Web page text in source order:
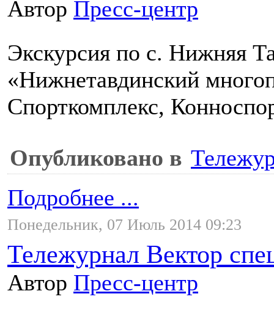
Автор Пресс-центр
Экскурсия по с. Нижняя
«Нижнетавдинский
Спорткомплекс,
Опубликовано в
Подробнее ...
Понедельник, 07 Июль 2014 09:23
Тележурнал Вектор
Автор Пресс-центр